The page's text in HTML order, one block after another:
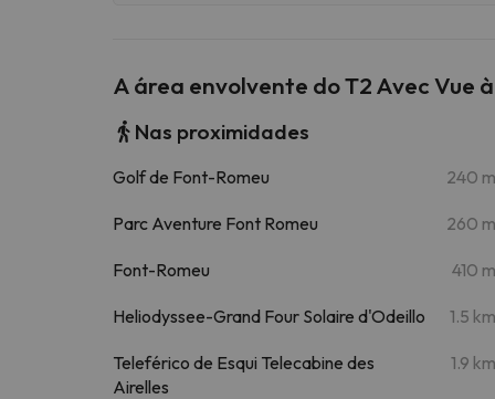
A área envolvente do T2 Avec Vue
Nas proximidades
Golf de Font-Romeu 240 m
Parc Aventure Font Romeu 260 m
Font-Romeu 410 m
Heliodyssee-Grand Four Solaire d'Odeillo 1.5 km
Teleférico de Esqui Telecabine des
Airelles
1.9 km